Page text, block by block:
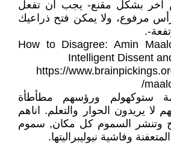
بشكل مقنع- يجب أن تفعل
مرفوع، ولا يمكن فتح ذراعيك
.
How to Disagree: Amin
Intelligent Dissent
https://
ستوكهولم ورؤسهم مطأطأة
لا يريدون الحوار والتعلم. اناهم
وتنشر السموم كل مكان, سموم
وفاشية نيوليبراليتها.